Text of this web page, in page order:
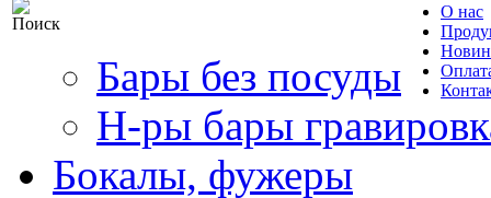
О нас
Бары без посуды
Н-ры бары
Бокалы, фужеры